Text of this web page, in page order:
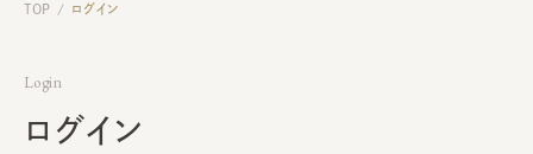
TOP / ログイン
Login
ログイン